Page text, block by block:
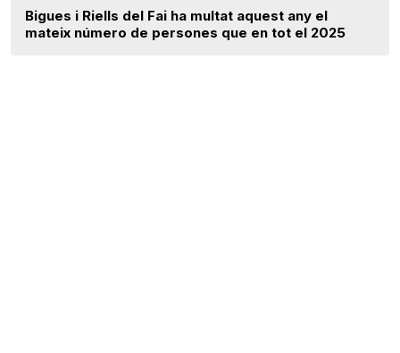
Bigues i Riells del Fai ha multat aquest any el
mateix número de persones que en tot el 2025